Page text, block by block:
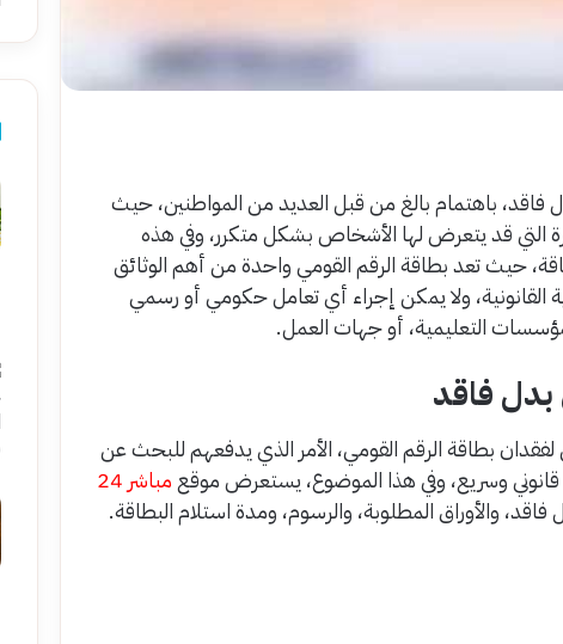
باهتمام بالغ من قبل العديد من المواطنين، حيث
التي قد يتعرض لها الأشخاص بشكل متكرر، وفي هذه
حيث تعد بطاقة الرقم القومي واحدة من أهم الوثائق
القانونية، ولا يمكن إجراء أي تعامل حكومي أو رسمي
التعليمية، أو جهات العمل.
بدل فاقد
بطاقة الرقم القومي، الأمر الذي يدفعهم للبحث عن
وسريع، وفي هذا الموضوع، يستعرض موقع مباشر 24
والأوراق المطلوبة، والرسوم، ومدة استلام البطاقة.